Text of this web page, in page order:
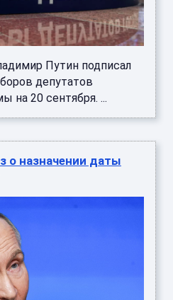
Путин подписал
депутатов
на 20 сентября. ...
о назначении даты